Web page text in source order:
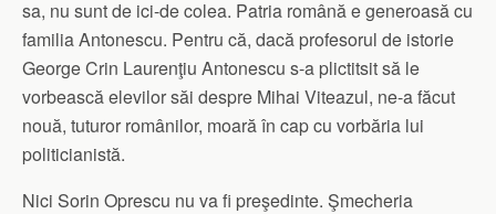
sa, nu sunt de ici-de colea. Patria română e generoasă cu
familia Antonescu. Pentru că, dacă profesorul de istorie
George Crin Laurenţiu Antonescu s-a plictitsit să le
vorbească elevilor săi despre Mihai Viteazul, ne-a făcut
nouă, tuturor românilor, moară în cap cu vorbăria lui
politicianistă.
Nici Sorin Oprescu nu va fi preşedinte. Şmecheria